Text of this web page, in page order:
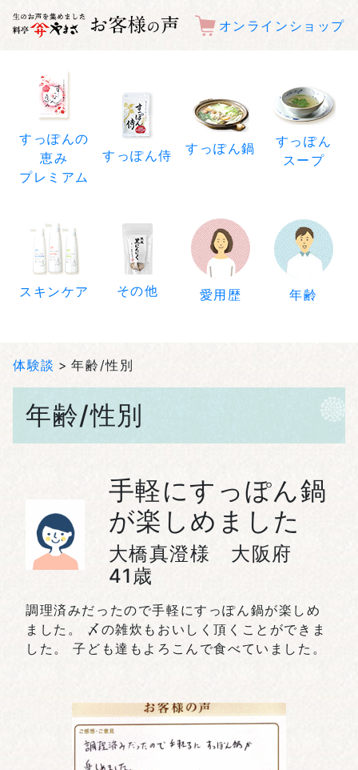
オンラインショップ
すっぽんの
恵み
プレミアム
すっぽん侍 すっぽん鍋
すっぽん
スープ
スキンケア その他 愛用歴 年齢
体験談 年齢/性別
年齢/性別
手軽にすっぽん鍋
が楽しめました
大橋真澄様 大阪府
41歳
調理済みだったので手軽にすっぽん鍋が楽しめ
ました。 〆の雑炊もおいしく頂くことができま
した。 子ども達もよろこんで食べていました。